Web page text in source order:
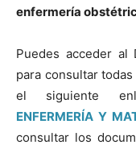
enfermería
Puedes acceder al
para consultar
el siguiente
ENFERMERÍA Y
consultar los